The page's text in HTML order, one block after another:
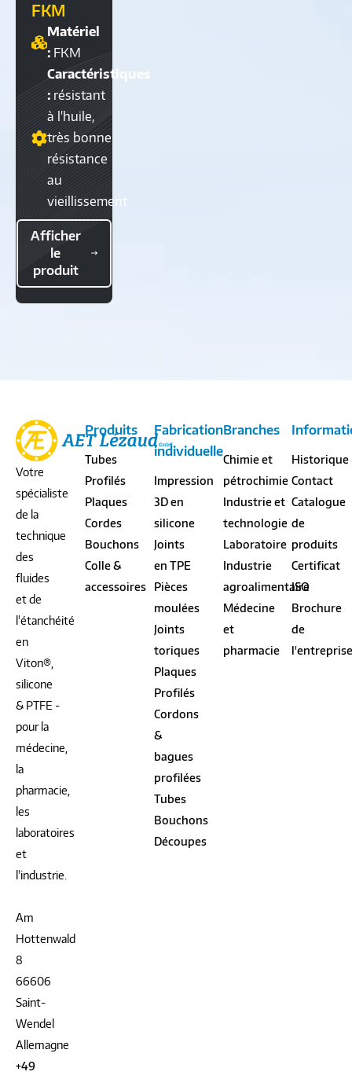
FKM
Matériel
: FKM
Caractéristiques
: résistant
à l'huile,
très bonne
résistance
au
vieillissement
Afficher
le
produit
Votre
spécialiste
de la
technique
des
fluides
et de
l'étanchéité
en
Viton®,
silicone
& PTFE -
pour la
médecine,
la
pharmacie,
les
laboratoires
et
l'industrie.
Am
Hottenwald
8
66606
Saint-
Wendel
Allemagne
+49
Produits
Tubes
Profilés
Plaques
Cordes
Bouchons
Colle &
accessoires
Fabrication
individuelle
Impression
3D en
silicone
Joints
en TPE
Pièces
moulées
Joints
toriques
Plaques
Profilés
Cordons
&
bagues
profilées
Tubes
Bouchons
Découpes
Branches
Chimie et
pétrochimie
Industrie et
technologie
Laboratoire
Industrie
agroalimentaire
Médecine
et
pharmacie
Historique
Contact
Catalogue
de
produits
Certificat
ISO
Brochure
de